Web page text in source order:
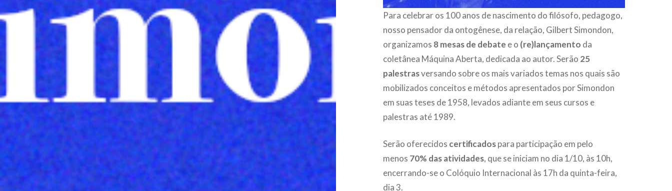
Para celebrar os 100 anos de nascimento do filósofo, pedagogo,
nosso pensador da ontogênese, da relação, Gilbert Simondon,
organizamos 8 mesas de debate e o (re)lançamento da
coletânea Máquina Aberta, dedicada ao autor. Serão 25
palestrasversando sobre os mais variados temas nos quais são
mobilizados conceitos e métodos apresentados por Simondon
em suas teses de 1958, levados adiante em seus cursos e
palestras até 1989.
Serão oferecidos certificadospara participação em pelo
menos 70% das atividades, que se iniciam no dia 1/10, às 10h,
encerrando-se o Colóquio Internacional às 17h da quinta-feira,
dia 3.